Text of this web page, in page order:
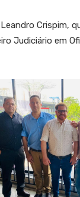
Crispim,
Judiciário em